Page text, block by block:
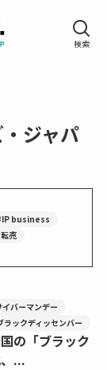
ジャパ
business
売
イバーマンデー
ラックディッセンバー
の「ブラック
...